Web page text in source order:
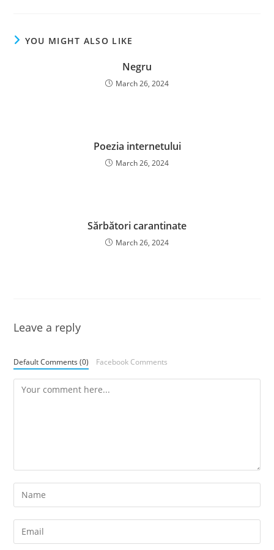
YOU MIGHT ALSO LIKE
Negru
March 26, 2024
Poezia internetului
March 26, 2024
Sărbători carantinate
March 26, 2024
Leave a reply
Default Comments (0) Facebook Comments